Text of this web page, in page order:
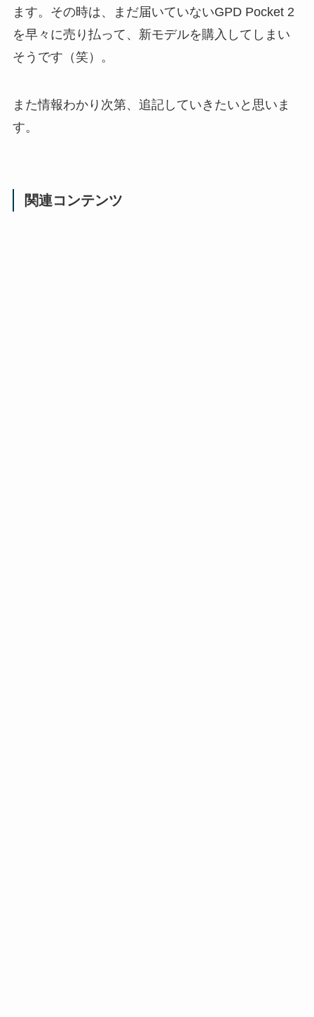
ます。その時は、まだ届いていないGPD Pocket 2
を早々に売り払って、新モデルを購入してしまい
そうです（笑）。
また情報わかり次第、追記していきたいと思いま
す。
関連コンテンツ